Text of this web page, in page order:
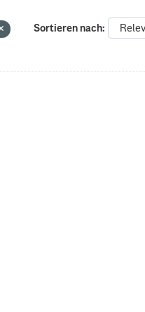
Sortieren nach